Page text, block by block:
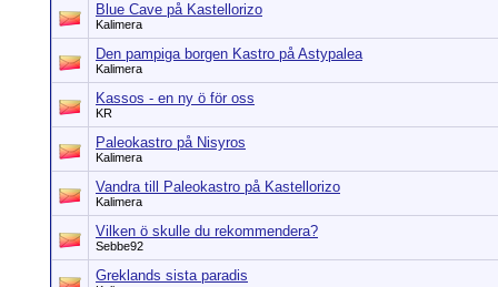
Blue Cave på Kastellorizo
Kalimera
Den pampiga borgen Kastro på Astypalea
Kalimera
Kassos - en ny ö för oss
KR
Paleokastro på Nisyros
Kalimera
Vandra till Paleokastro på Kastellorizo
Kalimera
Vilken ö skulle du rekommendera?
Sebbe92
Greklands sista paradis